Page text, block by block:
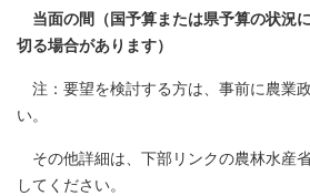
当面の間（国予算または県予算の状況
切る場合があります）
注：要望を検討する方は、事前に農業
い。
その他詳細は、下部リンクの農林水産
してください。